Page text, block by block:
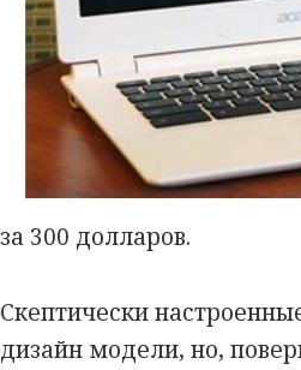
за 300 долларов.
Скептически
дизайн модели, но,